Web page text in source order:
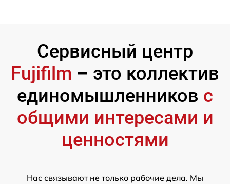
Сервисный центр
Fujifilm – это коллектив
единомышленников с
общими интересами и
ценностями
Нас связывают не только рабочие дела. Мы